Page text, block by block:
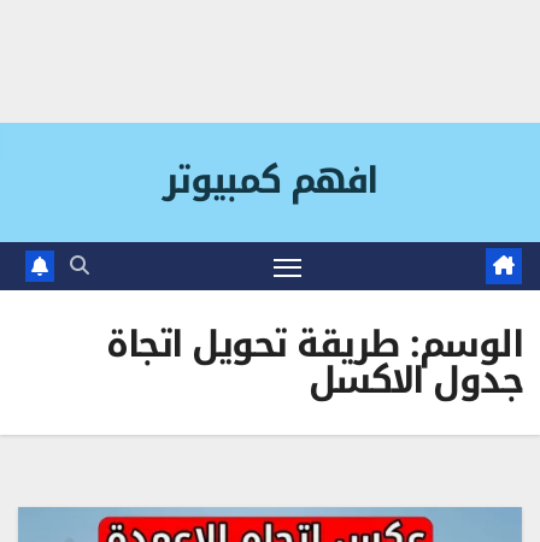
افهم كمبيوتر
الوسم:طريقة تحويل اتجاة
جدول الاكسل